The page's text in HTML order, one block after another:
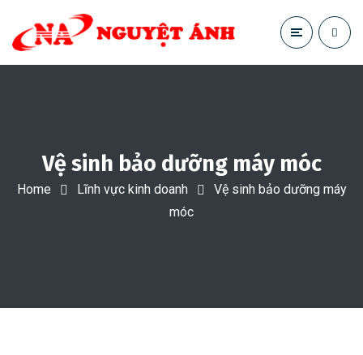
Vệ sinh bảo dưỡng máy móc
Home Lĩnh vực kinh doanh
Vệ sinh bảo dưỡng máy
móc